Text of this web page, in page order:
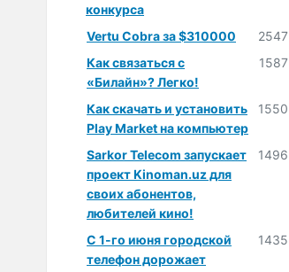
конкурса
Vertu Cobra за $310000
2547
Как связаться с
«Билайн»? Легко!
1587
Как скачать и установить
Play Market на компьютер
1550
Sarkor Telecom запускает
проект Kinoman.uz для
своих абонентов,
любителей кино!
1496
С 1-го июня городской
телефон дорожает
1435